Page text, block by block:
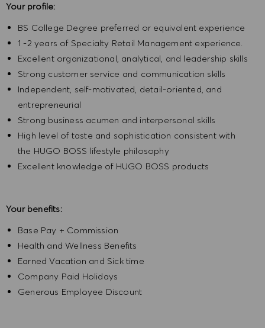
Your profile:
BS College Degree preferred or equivalent experience
1 -2 years of Specialty Retail Management experience.
Excellent organizational, analytical, and leadership skills
Strong customer service and communication skills
Independent, self-motivated, detail-oriented, and
entrepreneurial
Strong business acumen and interpersonal skills
High level of taste and sophistication consistent with
the HUGO BOSS lifestyle philosophy
Excellent knowledge of HUGO BOSS products
Your benefits:
Base Pay + Commission
Health and Wellness Benefits
Earned Vacation and Sick time
Company Paid Holidays
Generous Employee Discount